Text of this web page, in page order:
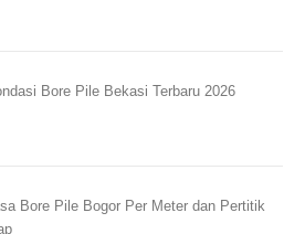
Bore Pile Bekasi Terbaru 2026
Bore Pile Bogor Per Meter dan Pertitik